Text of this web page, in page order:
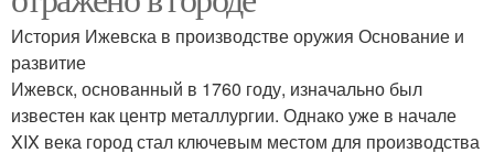
История Ижевска в производстве оружия Основание и
развитие
Ижевск, основанный в 1760 году, изначально был
известен как центр металлургии. Однако уже в начале
XIX века город стал ключевым местом для производства